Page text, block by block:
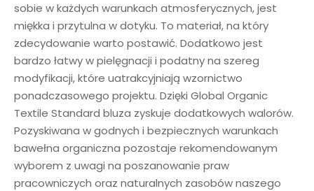
sobie w każdych warunkach atmosferycznych, jest
miękka i przytulna w dotyku. To materiał, na który
zdecydowanie warto postawić. Dodatkowo jest
bardzo łatwy w pielęgnacji i podatny na szereg
modyfikacji, które uatrakcyjniają wzornictwo
ponadczasowego projektu. Dzięki Global Organic
Textile Standard bluza zyskuje dodatkowych walorów.
Pozyskiwana w godnych i bezpiecznych warunkach
bawełna organiczna pozostaje rekomendowanym
wyborem z uwagi na poszanowanie praw
pracowniczych oraz naturalnych zasobów naszego